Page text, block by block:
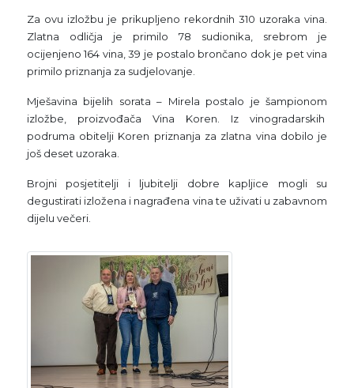
Za ovu izložbu je prikupljeno rekordnih 310 uzoraka vina.
Zlatna odličja je primilo 78 sudionika, srebrom je
ocijenjeno 164 vina, 39 je postalo brončano dok je pet vina
primilo priznanja za sudjelovanje.
Mješavina bijelih sorata – Mirela postalo je šampionom
izložbe, proizvođača Vina Koren. Iz vinogradarskih
podruma obitelji Koren priznanja za zlatna vina dobilo je
još deset uzoraka.
Brojni posjetitelji i ljubitelji dobre kapljice mogli su
degustirati izložena i nagrađena vina te uživati u zabavnom
dijelu večeri.